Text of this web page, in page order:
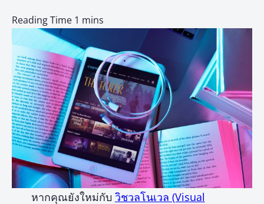
หากคุณยังใหม่กับ วิชวลโนเวล (Visual